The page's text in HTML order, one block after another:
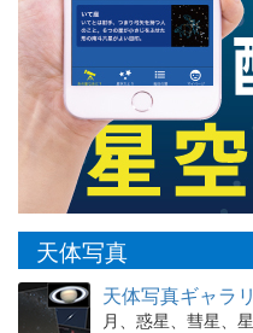
天体写真
天体写真ギャラ
月、惑星、彗星、